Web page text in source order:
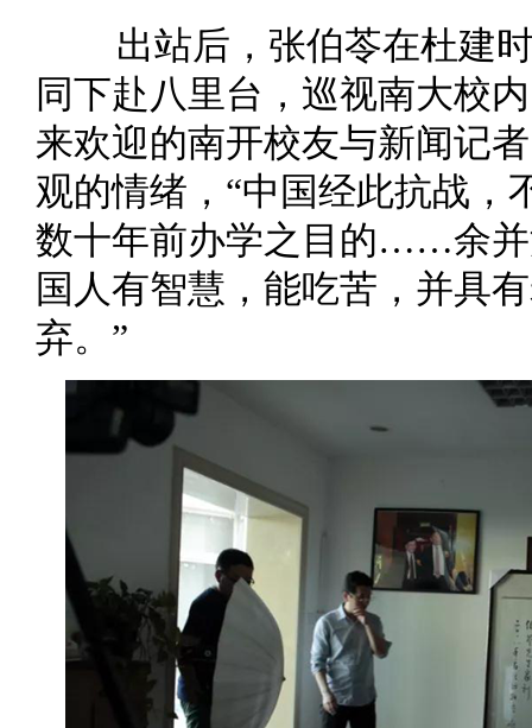
出站后，张伯苓在杜建
同下赴八里台，巡视南大校
来欢迎的南开校友与新闻记
观的情绪，“中国经此抗战，
数十年前办学之目的……余并
国人有智慧，能吃苦，并具
弃。”